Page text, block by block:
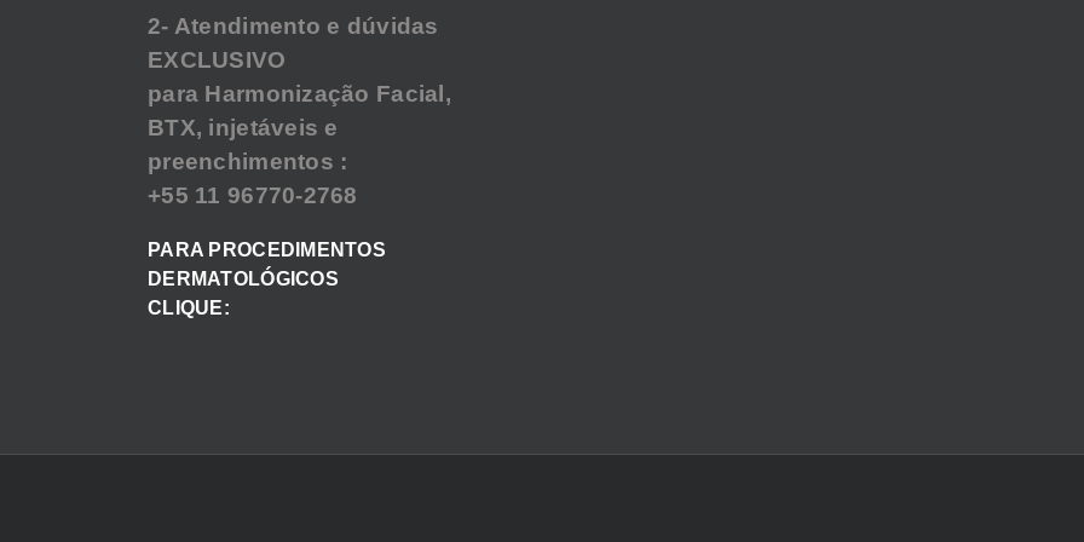
2- Atendimento e dúvidas
EXCLUSIVO
para Harmonização Facial,
BTX, injetáveis e
preenchimentos :
+55 11 96770-2768
PARA PROCEDIMENTOS
DERMATOLÓGICOS
CLIQUE: